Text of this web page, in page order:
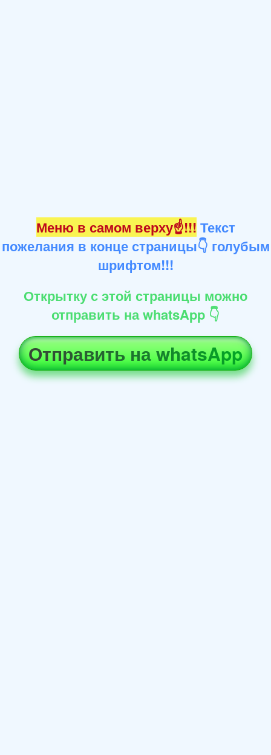
Меню в самом верху☝!!! Текст
пожелания в конце страницы👇 голубым
шрифтом!!!
Открытку с этой страницы можно
отправить на whatsApp 👇
Отправить на whatsApp